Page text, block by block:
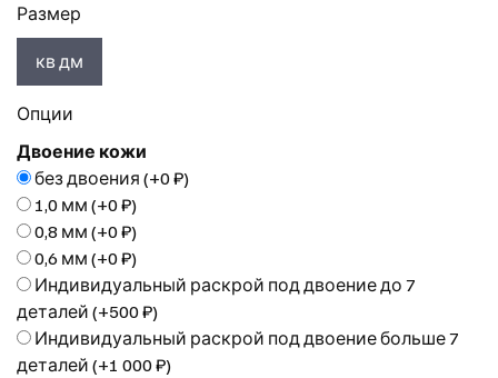
Размер
кв дм
Опции
Двоение кожи
без двоения (+0 ₽)
1,0 мм (+0 ₽)
0,8 мм (+0 ₽)
0,6 мм (+0 ₽)
Индивидуальный раскрой под двоение до 7
деталей (+500 ₽)
Индивидуальный раскрой под двоение больше 7
деталей (+1 000 ₽)